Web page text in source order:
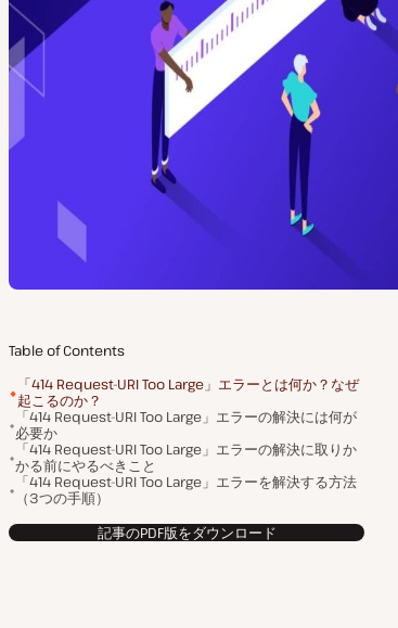
Table of Contents
「414 Request-URI Too Large」エラーとは何か？なぜ
起こるのか？
「414 Request-URI Too Large」エラーの解決には何が
必要か
「414 Request-URI Too Large」エラーの解決に取りか
かる前にやるべきこと
「414 Request-URI Too Large」エラーを解決する方法
（3つの手順）
記事のPDF版をダウンロード